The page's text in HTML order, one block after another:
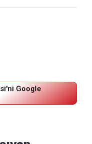
Google